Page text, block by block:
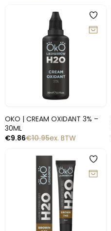
OKO | CREAM OXIDANT 3% –
30ML
€10.95
€9.86 ex. BTW